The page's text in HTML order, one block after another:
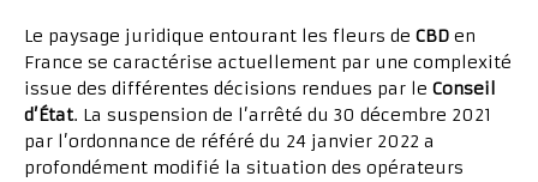
Le paysage juridique entourant les fleurs de CBD en
France se caractérise actuellement par une complexité
issue des différentes décisions rendues par le Conseil
d’État. La suspension de l’arrêté du 30 décembre 2021
par l’ordonnance de référé du 24 janvier 2022 a
profondément modifié la situation des opérateurs